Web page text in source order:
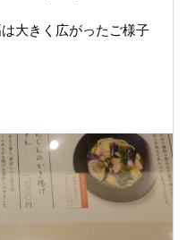
大きく広がったご様子